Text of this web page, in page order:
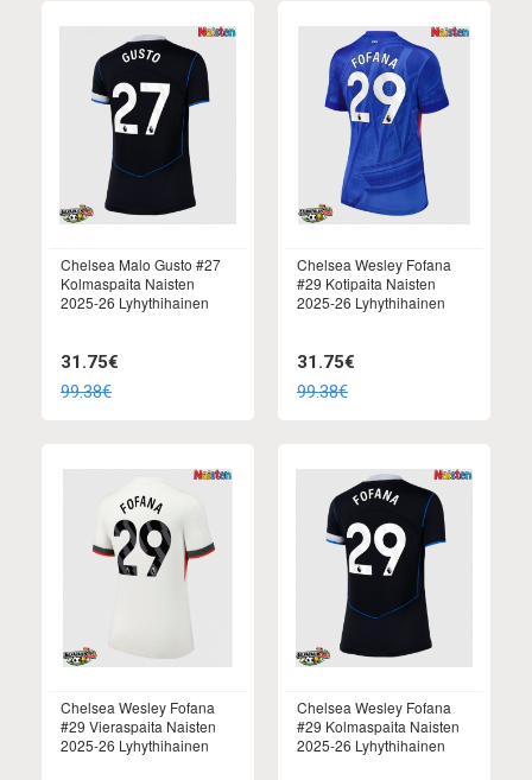
Chelsea Malo Gusto #27
Kolmaspaita Naisten
2025-26 Lyhythihainen
31.75€
99.38€
Chelsea Wesley Fofana
#29 Kotipaita Naisten
2025-26 Lyhythihainen
31.75€
99.38€
Chelsea Wesley Fofana
#29 Vieraspaita Naisten
2025-26 Lyhythihainen
Chelsea Wesley Fofana
#29 Kolmaspaita Naisten
2025-26 Lyhythihainen